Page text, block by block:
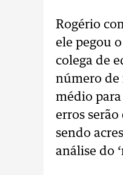
Rogério
ele pegou
colega de
número de
médio
erros
sendo
análise do